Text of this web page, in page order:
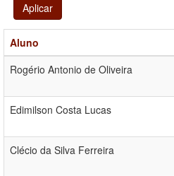
Aplicar
Aluno
Rogério Antonio de Oliveira
Edimilson Costa Lucas
Clécio da Silva Ferreira